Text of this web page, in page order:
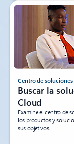
Centro de soluciones
Buscar la
Cloud
Examine el centro de
los productos y
sus objetivos.